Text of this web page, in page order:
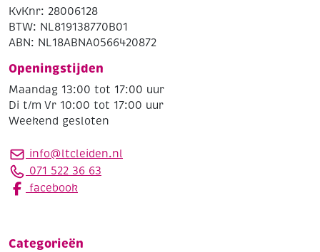
KvKnr: 28006128
BTW: NL819138770B01
ABN: NL18ABNA0566420872
Openingstijden
Maandag 13:00 tot 17:00 uur
Di t/m Vr 10:00 tot 17:00 uur
Weekend gesloten
info@ltcleiden.nl
071 522 36 63
facebook
Categorieën